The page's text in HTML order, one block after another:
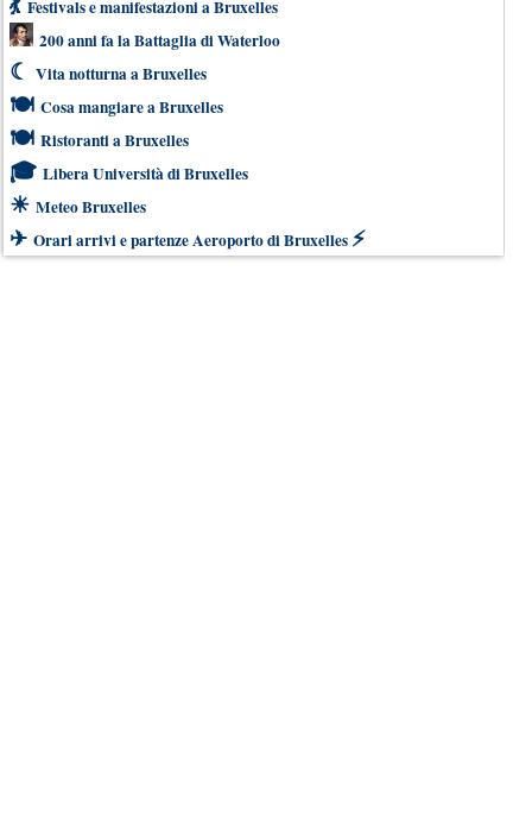
Festivals e manifestazioni a Bruxelles
200 anni fa la Battaglia di Waterloo
☾ Vita notturna a Bruxelles
🍽 Cosa mangiare a Bruxelles
🍽 Ristoranti a Bruxelles
🎓 Libera Università di Bruxelles
☀ Meteo Bruxelles
✈ Orari arrivi e partenze Aeroporto di Bruxelles ⚡